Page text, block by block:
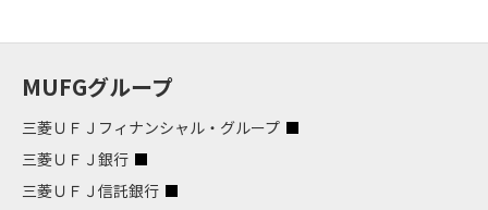
MUFGグループ
三菱ＵＦＪフィナンシャル・グループ
三菱ＵＦＪ銀行
三菱ＵＦＪ信託銀行